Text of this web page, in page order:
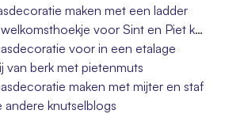
maken met een ladder
2. Gezellig welkomsthoekje voor Sint en Piet knutselen
voor in een etalage
van berk met pietenmuts
maken met mijter en staf
andere knutselblogs